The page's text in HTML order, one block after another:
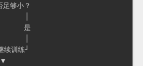
够小？
是
训练┘